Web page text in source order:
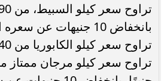
بانخفاض 10 جنيهات عن سعره السابق.
تراوح سعر كيلو الكابوريا من 40 إلى 135 جنيهًا.